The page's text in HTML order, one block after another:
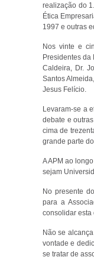
realização do
Ética
1997 e outras
Nos vinte e
Presidentes
Caldeira, Dr.
Santos
Jesus Felício.
Levaram-se a
debate e
cima de
grande parte
A APM ao
sejam
No presente
para a
consolidar esta
Não se
vontade e
se tratar de